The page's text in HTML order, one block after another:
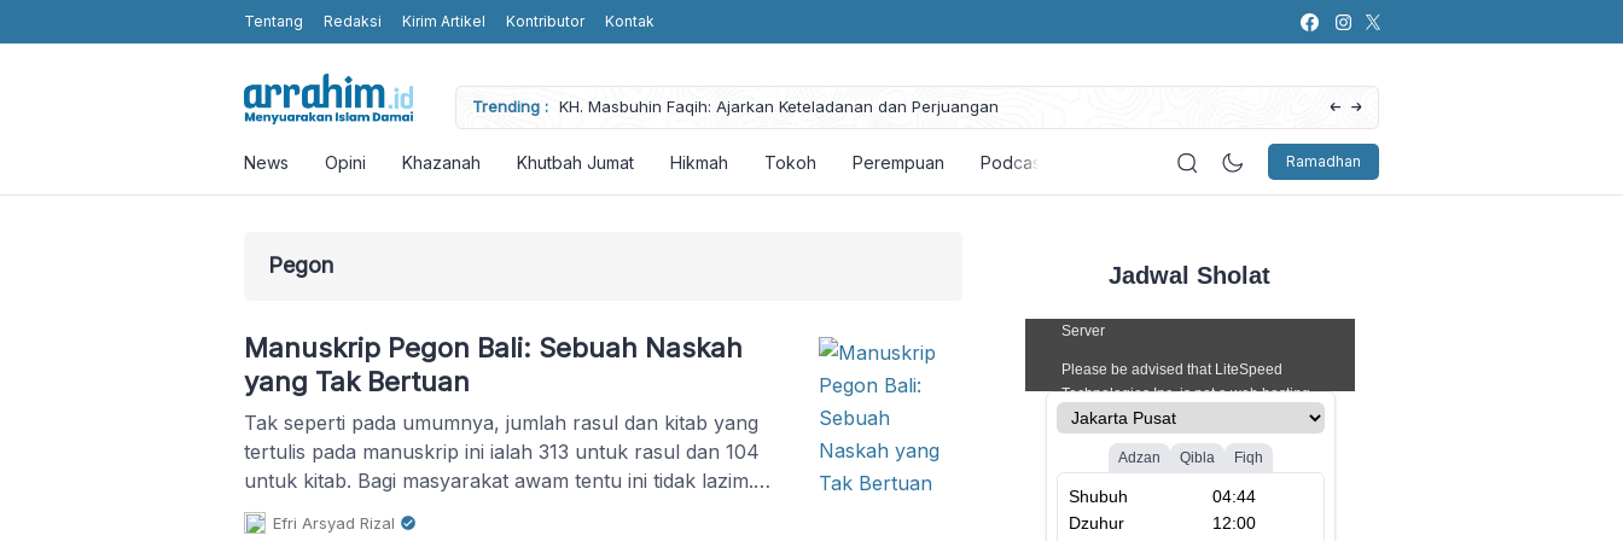
Tentang Redaksi Kirim Artikel Kontributor Kontak
Trending :
Humanity and Religious Values without Religious Attributes in the KH. Masbuhin Faqih: Ajarkan Keteladanan dan Perjuangan Artificial Intelligence (AI): Bagaimana
Ramadhan
News Opini Khazanah Khutbah Jumat Hikmah Tokoh Perempuan Podcast
Pegon
Manuskrip Pegon Bali: Sebuah Naskah
yang Tak Bertuan
Tak seperti pada umumnya, jumlah rasul dan kitab yang
tertulis pada manuskrip ini ialah 313 untuk rasul dan 104
untuk kitab. Bagi masyarakat awam tentu ini tidak lazim.
Namun hal ini menunjukkan kedalaman ilmu sang
Efri Arsyad Rizal
Jadwal Sholat